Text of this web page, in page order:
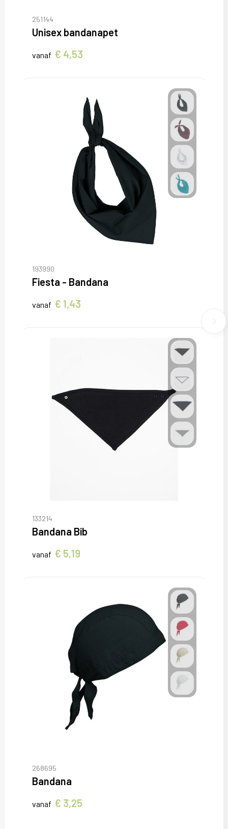
251144
Unisex bandanapet
vanaf € 4,53
193990
Fiesta - Bandana
vanaf € 1,43
133214
Bandana Bib
vanaf € 5,19
268695
Bandana
vanaf € 3,25